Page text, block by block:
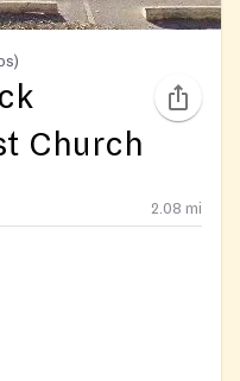
Church
2.08 mi